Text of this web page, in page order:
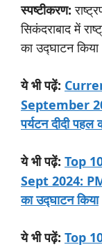
स्पष्टीकरण:
सिकंदराबाद में
का उद्घाटन
ये भी पढ़ें:
September
पर्यटन दीदी
ये भी पढ़ें: Top
Sept 2024: PM
का उद्घाटन किया
ये भी पढ़ें: Top